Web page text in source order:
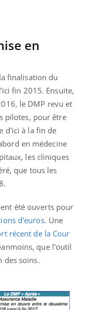
en
finalisation du
fin 2015. Ensuite,
le DMP revu et
pilotes, pour être
d'ici à la fin de
en médecine
les cliniques
que tous les
été ouverts pour
d'euros. Une
récent de la Cour
que l'outil
des soins.